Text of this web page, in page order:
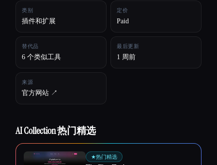
类别
插件和扩展
定价
Paid
替代品
6 个类似工具
最后更新
1 周前
来源
官方网站 ↗︎
AI Collection 热门精选
★热门精选